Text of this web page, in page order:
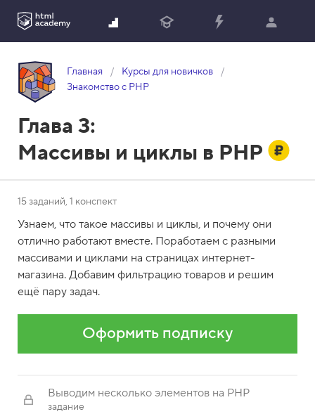
Главная
Курсы для новичков
Знакомство с PHP
Глава 3:
Массивы и циклы в PHP
15 заданий, 1 конспект
Узнаем, что такое массивы и циклы, и почему они
отлично работают вместе. Поработаем с разными
массивами и циклами на страницах интернет-
магазина. Добавим фильтрацию товаров и решим
ещё пару задач.
Оформить подписку
Выводим несколько элементов на PHP
задание